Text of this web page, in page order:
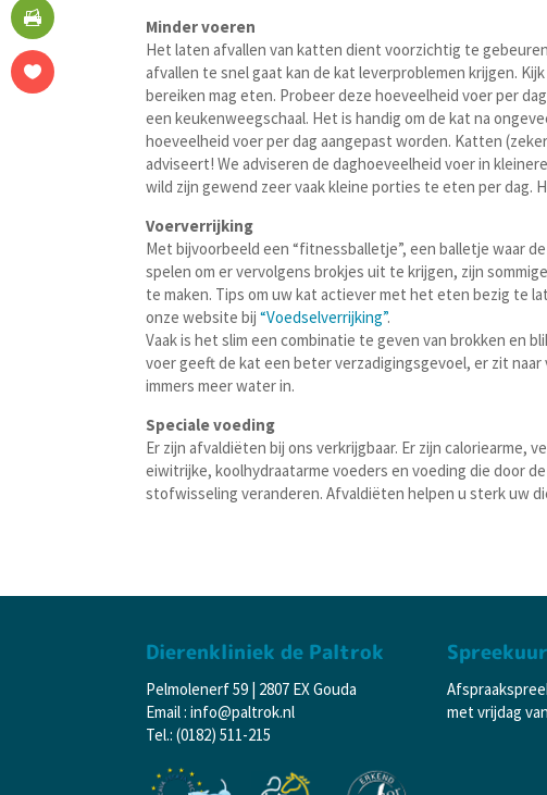
Minder voeren
Het laten afvallen van katten dient voorzichtig te
afvallen te snel gaat kan de kat leverproblemen krijgen.
bereiken mag eten. Probeer deze hoeveelheid voer per
een keukenweegschaal. Het is handig om de kat na
hoeveelheid voer per dag aangepast worden. Katten
adviseert! We adviseren de daghoeveelheid voer in
wild zijn gewend zeer vaak kleine porties te eten per
Voerverrijking
Met bijvoorbeeld een “fitnessballetje”, een balletje waar
spelen om er vervolgens brokjes uit te krijgen, zijn
te maken. Tips om uw kat actiever met het eten bezig te
onze website bij“Voedselverrijking”.
Vaak is het slim een combinatie te geven van brokken en
voer geeft de kat een beter verzadigingsgevoel, er zit naar
immers meer water in.
Speciale voeding
Er zijn afvaldiëten bij ons verkrijgbaar. Er zijn caloriearme,
eiwitrijke, koolhydraatarme voeders en voeding die door
stofwisseling veranderen. Afvaldiëten helpen u sterk uw
Dierenkliniek de Paltrok
Pelmolenerf 59 | 2807 EX Gouda
Email : info@paltrok.nl
Tel.: (0182) 511-215
Spreekuur
met vrijdag